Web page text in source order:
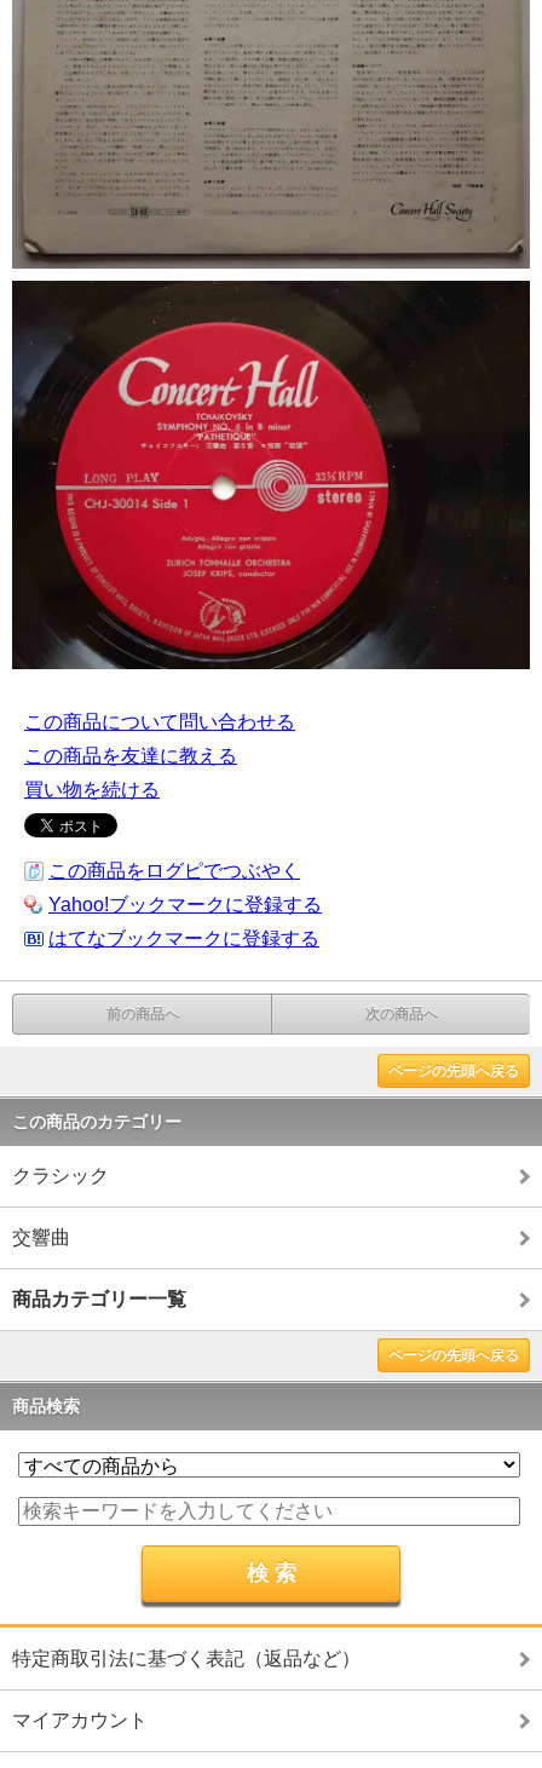
この商品について問い合わせる
この商品を友達に教える
買い物を続ける
この商品をログピでつぶやく
Yahoo!ブックマークに登録する
はてなブックマークに登録する
前の商品へ 次の商品へ
ページの先頭へ戻る
この商品のカテゴリー
クラシック
交響曲
商品カテゴリー一覧
ページの先頭へ戻る
商品検索
特定商取引法に基づく表記（返品など）
マイアカウント